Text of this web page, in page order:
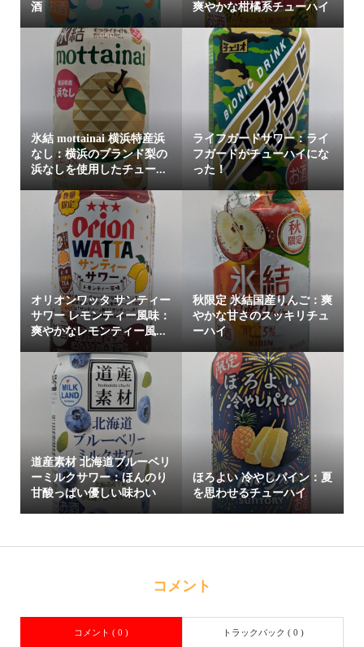
酒
爽やかな柑橘系チューハイ
氷結 mottainai 横浜特産浜
なし：横浜のブランド梨の
浜なしを使用したチュー...
ライフガードサワー：ライ
フガードがチューハイにな
った！
オリオンワッタ サンティー
サワー レモンティー風味：
爽やかなレモンティー風...
秋限定 氷結国産りんご：爽
やかな甘さのスッキリチュ
ーハイ
道産素材 北海道ブルーベリ
ーミルクサワー：ほんのり
甘酸っぱい優しい味わい
ほろよい 冷やしパイン：夏
を思わせるチューハイ
コメント
コメント ( 0 ) トラックバック ( 0 )